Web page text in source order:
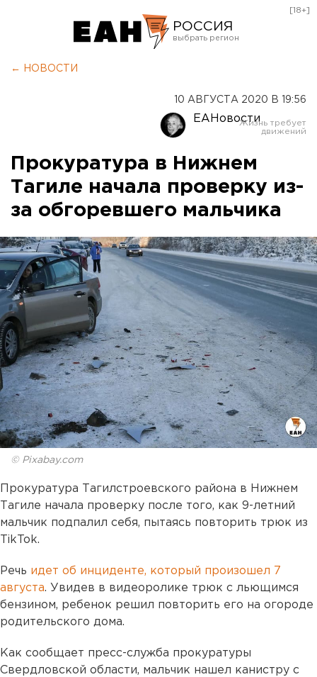
РОССИЯ
Оренбург
[18+]
← НОВОСТИ
10 АВГУСТА 2020 В 19:56
ЕАНовости
Прокуратура в Нижнем
Тагиле начала проверку из-
за обгоревшего мальчика
© Pixabay.com
Прокуратура Тагилстроевского района в Нижнем
Тагиле начала проверку после того, как 9-летний
мальчик подпалил себя, пытаясь повторить трюк из
TikTok.
Речь идет об инциденте, который произошел 7
августа. Увидев в видеоролике трюк с льющимся
бензином, ребенок решил повторить его на огороде
родительского дома.
Как сообщает пресс-служба прокуратуры
Свердловской области, мальчик нашел канистру с